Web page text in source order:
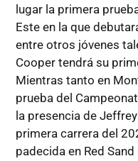
lugar la primera
Este en la que
entre otros jóvenes
Cooper tendrá su
Mientras tanto en
prueba del
la presencia de
primera carrera del
padecida en Red